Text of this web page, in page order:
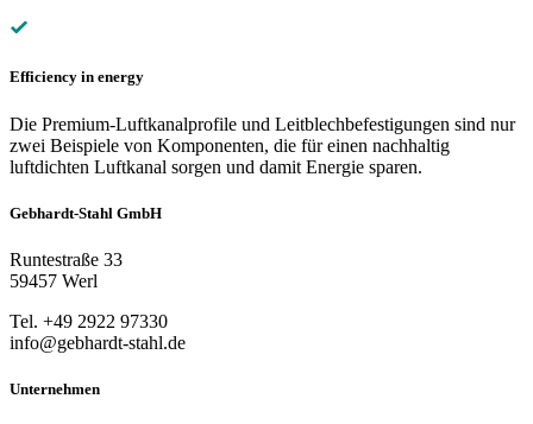
Efficiency in energy
Die Premium-Luftkanalprofile und Leitblechbefestigungen sind nur
zwei Beispiele von Komponenten, die für einen nachhaltig
luftdichten Luftkanal sorgen und damit Energie sparen.
Gebhardt-Stahl GmbH
Runtestraße 33
59457 Werl
Tel. +49 2922 97330
info@gebhardt-stahl.de
Unternehmen